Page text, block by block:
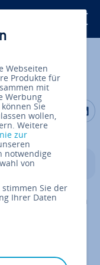
Auf Auf
In­stal­la­ti­on in
manuell als auch
und -Ent­
WordPress in
er­mög­licht es
zu
Webseiten
Produkte für
mit
Werbung
können Sie
wollen,
Weitere
zur
notwendige
von
stimmen Sie der
Ihrer Daten